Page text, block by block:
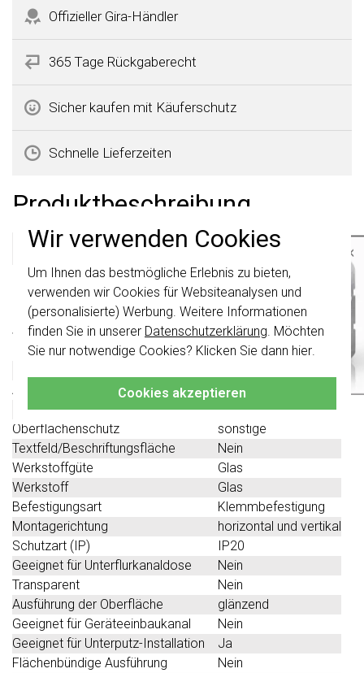
Wir verwenden Cookies
Um Ihnen das bestmögliche Erlebnis zu bieten,
verwenden wir Cookies für Websiteanalysen und
(personalisierte) Werbung. Weitere Informationen
finden Sie in unserer Datenschutzerklärung . Möchten
Sie nur notwendige Cookies? Klicken Sie dann hier
Cookies akzeptieren
Offizieller Gira-Händler
365 Tage Rückgaberecht
Sicher kaufen mit Käuferschutz
Schnelle Lieferzeiten
Produktbeschreibung
Gira 021412 Datenblatt
Technische Spezifikationen
Spezifikation
Wert
Farbe
weiß
Anzahl der Einheiten
4
Mit Klappdeckel
Nein
Oberflächenschutz
sonstige
Textfeld/Beschriftungsfläche
Nein
Werkstoffgüte
Glas
Werkstoff
Glas
Befestigungsart
Klemmbefestigung
Montagerichtung
horizontal und vertikal
Schutzart (IP)
IP20
Geeignet für Unterflurkanaldose
Nein
Transparent
Nein
Ausführung der Oberfläche
glänzend
Geeignet für Geräteeinbaukanal
Nein
Geeignet für Unterputz-Installation
Ja
Flächenbündige Ausführung
Nein
×
Wichtig: Gira Schalter und
Schalterwippen wurden erneuert. Sie sind
2024 kombinierbar.
Klicken Sie hier
für weitere Informationen,
damit Sie immer das Richtige bestellen.